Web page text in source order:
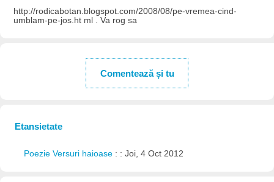
http://rodicabotan.blogspot.com/2008/08/pe-vremea-cind-
umblam-pe-jos.ht ml . Va rog sa
Comentează și tu
Etansietate
Poezie Versuri haioase : : Joi, 4 Oct 2012